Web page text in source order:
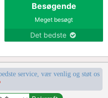
Besøgende
Meget besøgt
Det bedste
service, vær venlig og støt os